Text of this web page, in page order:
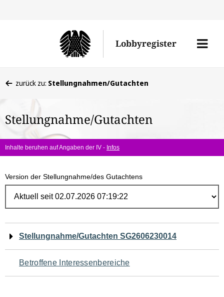
Lobbyregister
Menü
befinden
hier:
zurück zu: Stellungnahmen/Gutachten
Stellungnahme/Gutachten
Inhalte beruhen auf Angaben der IV - Infos
Version der Stellungnahme/des Gutachtens
Navigation
für
den
Stellungnahme/Gutachten SG2606230014
Betroffene Interessenbereiche